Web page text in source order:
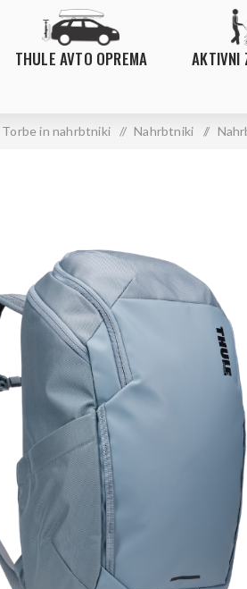
THULE AVTO OPREMA AKTIVNI
Torbe in nahrbtniki / Nahrbtniki /